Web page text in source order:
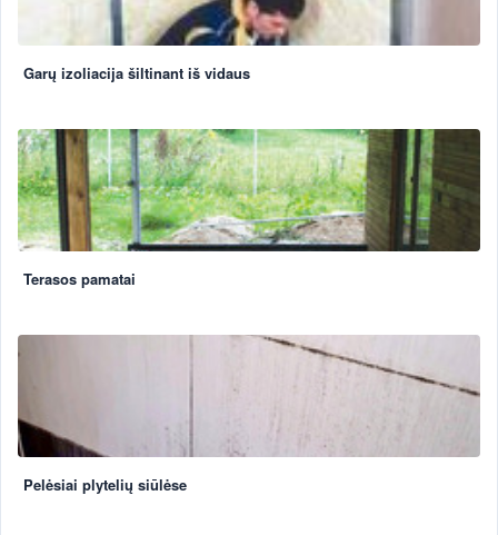
Garų izoliacija šiltinant iš vidaus
Terasos pamatai
Pelėsiai plytelių siūlėse